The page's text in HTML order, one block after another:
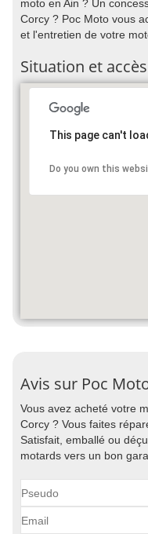
moto en Ain ? Un
Corcy ? Poc Moto vous
et l'entretien de votre
Situation et
This page can't
Do you own this
Avis sur Poc
Vous avez acheté votre
Corcy ? Vous faites
Satisfait, emballé ou
motards vers un bon